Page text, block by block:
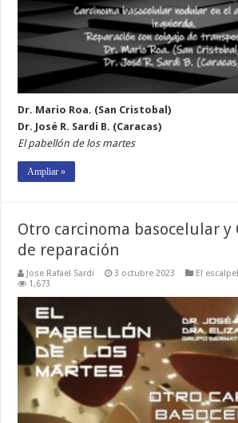
Dr. Mario Roa. (San Cristobal)
Dr. José R. Sardi B. (Caracas)
El pabellón de los martes
Ampliar »
Otro carcinoma basocelular y
de reparación
Jose Rafael Sardi 3 octubre 2023 El
1,673